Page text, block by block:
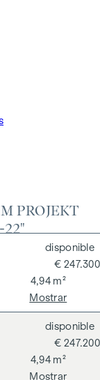
PROJEKT
22"
4,94 m²
€ 247.300
disponible
Mostrar
4,94 m²
€ 247.200
disponible
Mostrar